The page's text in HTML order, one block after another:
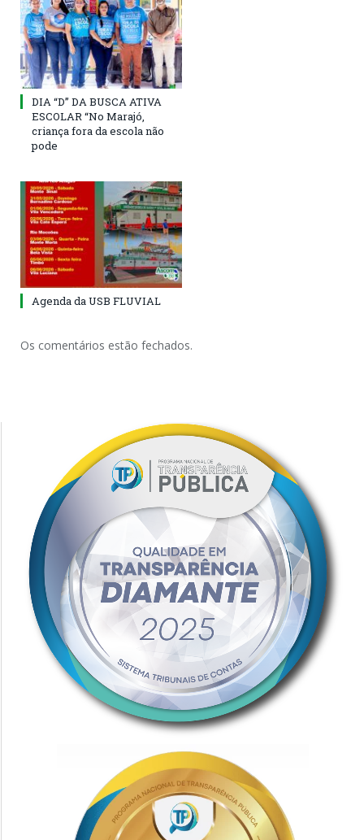
DIA “D” DA BUSCA ATIVA
ESCOLAR “No Marajó,
criança fora da escola não
pode
Agenda da USB FLUVIAL
Os comentários estão fechados.